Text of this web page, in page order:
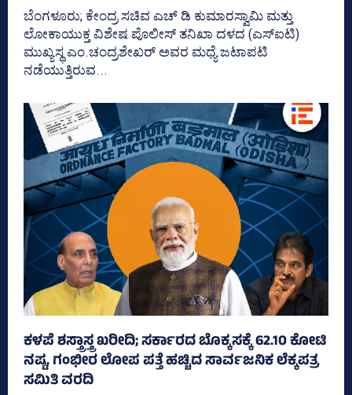
ಬೆಂಗಳೂರು; ಕೇಂದ್ರ ಸಚಿವ ಎಚ್‌ ಡಿ ಕುಮಾರಸ್ವಾಮಿ ಮತ್ತು
ಲೋಕಾಯುಕ್ತ ವಿಶೇಷ ಪೊಲೀಸ್‌ ತನಿಖಾ ದಳದ (ಎಸ್‌ಐಟಿ)
ಮುಖ್ಯಸ್ಥ ಎಂ.ಚಂದ್ರಶೇಖರ್‌ ಅವರ ಮಧ್ಯೆ ಜಟಾಪಟಿ
ನಡೆಯುತ್ತಿರುವ...
ಕಳಪೆ ಶಸ್ತ್ರಾಸ್ತ್ರ ಖರೀದಿ; ಸರ್ಕಾರದ ಬೊಕ್ಕಸಕ್ಕೆ 62.10 ಕೋಟಿ
ನಷ್ಟ, ಗಂಭೀರ ಲೋಪ ಪತ್ತೆ ಹಚ್ಚಿದ ಸಾರ್ವಜನಿಕ ಲೆಕ್ಕಪತ್ರ
ಸಮಿತಿ ವರದಿ